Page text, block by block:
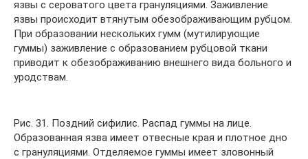
язвы с сероватого цвета грануляциями. Заживление
язвы происходит втянутым обезображивающим рубцом.
При образовании нескольких гумм (мутилирующие
гуммы) заживление с образованием рубцовой ткани
приводит к обезображиванию внешнего вида больного и
уродствам.
Рис. 31. Поздний сифилис. Распад гуммы на лице.
Образованная язва имеет отвесные края и плотное дно
с грануляциями. Отделяемое гуммы имеет зловонный